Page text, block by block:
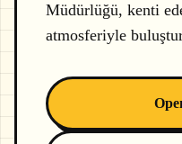
Müdürlüğü, kenti
atmosferiyle